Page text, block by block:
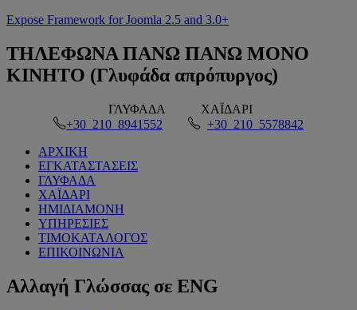
Expose Framework for Joomla 2.5 and 3.0+
ΤΗΛΕΦΩΝΑ ΠΑΝΩ ΠΑΝΩ ΜΟΝΟ
ΚΙΝΗΤΟ (Γλυφάδα απρόπυργος)
ΓΛΥΦΑΔΑ ΧΑΪΔΑΡΙ
+30 210 8941552 +30 210 5578842
ΑΡΧΙΚΗ
ΕΓΚΑΤΑΣΤΑΣΕΙΣ
ΓΛΥΦΑΔΑ
ΧΑΪΔΑΡΙ
ΗΜΙΔΙΑΜΟΝΗ
ΥΠΗΡΕΣΙΕΣ
ΤΙΜΟΚΑΤΑΛΟΓΟΣ
ΕΠΙΚΟΙΝΩΝΙΑ
Αλλαγή Γλώσσας σε ENG